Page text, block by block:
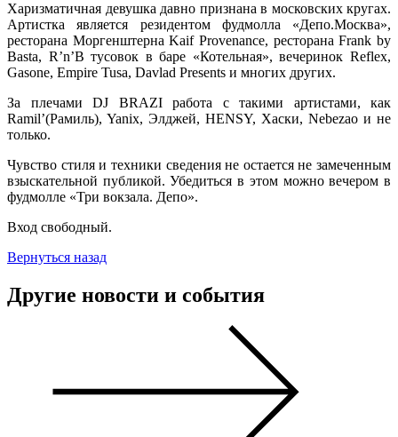
Харизматичная девушка давно признана в московских кругах.
Артистка является резидентом фудмолла «Депо.Москва»,
ресторана Моргенштерна Kaif Provenance, ресторана Frank by
Basta, R’n’B тусовок в баре «Котельная», вечеринок Reflex,
Gasone, Empire Tusa, Davlad Presents и многих других.
За плечами DJ BRAZI работа с такими артистами, как
Ramil’(Рамиль), Yanix, Элджей, HENSY, Хаски, Nebezao и не
только.
Чувство стиля и техники сведения не остается не замеченным
взыскательной публикой. Убедиться в этом можно вечером в
фудмолле «Три вокзала. Депо».
Вход свободный.
Вернуться назад
Другие новости и события